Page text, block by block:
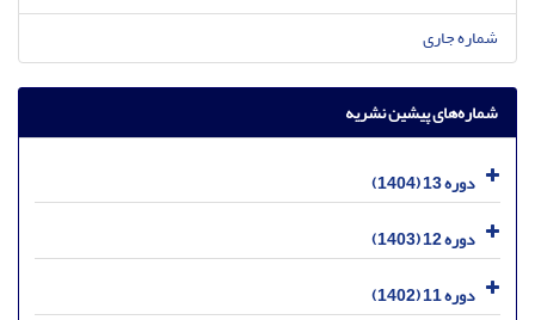
شماره جاری
شماره‌های پیشین نشریه
دوره 13 (1404)
دوره 12 (1403)
دوره 11 (1402)